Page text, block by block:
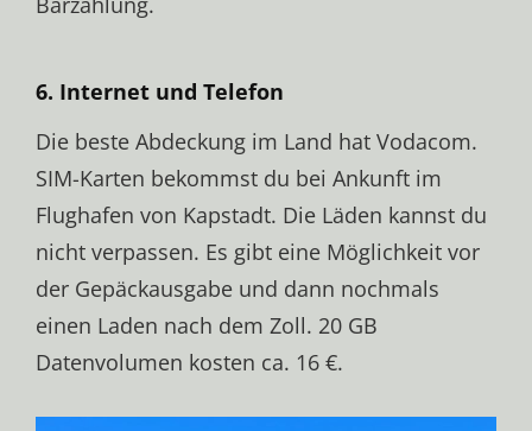
6. Internet und Telefon
Die beste Abdeckung im Land hat Vodacom.
SIM-Karten bekommst du bei Ankunft im
Flughafen von Kapstadt. Die Läden kannst du
nicht verpassen. Es gibt eine Möglichkeit vor
der Gepäckausgabe und dann nochmals
einen Laden nach dem Zoll. 20 GB
Datenvolumen kosten ca. 16 €.